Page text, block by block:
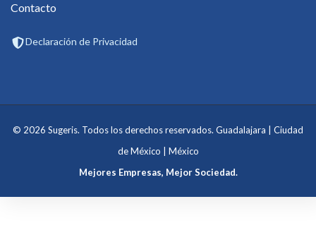
Contacto
Declaración de Privacidad
© 2026 Sugeris. Todos los derechos reservados. Guadalajara | Ciudad
de México | México
Mejores Empresas, Mejor Sociedad.